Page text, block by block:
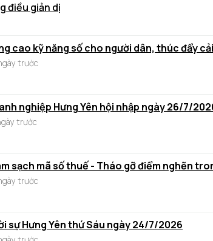
điều giản dị
cao kỹ năng số cho người dân, thúc đẩy
trước
nghiệp Hưng Yên hội nhập ngày 26/7/
trước
sạch mã số thuế - Tháo gỡ điểm nghẽn
trước
sự Hưng Yên thứ Sáu ngày 24/7/2026